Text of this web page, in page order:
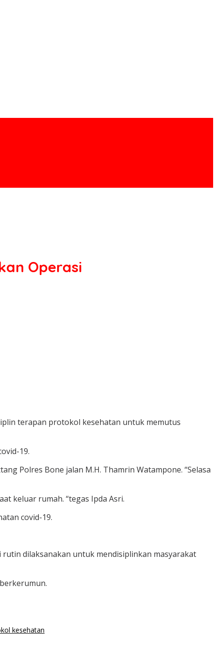
Operasi
terapan protokol kesehatan untuk memutus
19.
Polres Bone jalan M.H. Thamrin Watampone. “Selasa
keluar rumah. “tegas Ipda Asri.
covid-19.
rutin dilaksanakan untuk mendisiplinkan masyarakat
kesehatan